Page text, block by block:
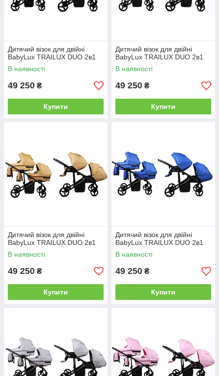
Дитячий візок для двійні
BabyLux TRAILUX DUO 2в1
В наявності
49 250 ₴
Купити
Дитячий візок для двійні
BabyLux TRAILUX DUO 2в1
В наявності
49 250 ₴
Купити
Дитячий візок для двійні
BabyLux TRAILUX DUO 2в1
В наявності
49 250 ₴
Купити
Дитячий візок для двійні
BabyLux TRAILUX DUO 2в1
В наявності
49 250 ₴
Купити